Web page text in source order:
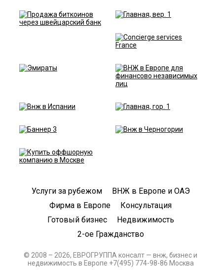
Услуги за рубежом
ВНЖ в Европе и ОАЭ
Фирма в Европе
Консультация
Готовый бизнес
Недвижимость
2-ое Гражданство
© 2008 – 2026, ЕВРОГРУППА консалт — внж, бизнес и
недвижимость в Европе +7(495) 774-98-86 Москва